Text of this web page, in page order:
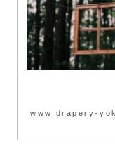
www.drapery-